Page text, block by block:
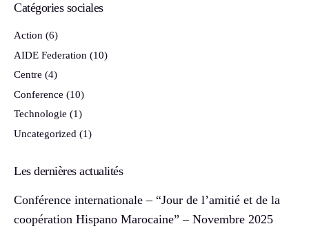
Catégories sociales
Action (6)
AIDE Federation (10)
Centre (4)
Conference (10)
Technologie (1)
Uncategorized (1)
Les dernières actualités
Conférence internationale – “Jour de l’amitié et de la
coopération Hispano Marocaine” – Novembre 2025